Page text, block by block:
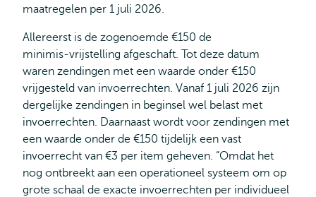
maatregelen per 1 juli 2026.
Allereerst is de zogenoemde €150 de
minimis‑vrijstelling afgeschaft. Tot deze datum
waren zendingen met een waarde onder €150
vrijgesteld van invoerrechten. Vanaf 1 juli 2026 zijn
dergelijke zendingen in beginsel wel belast met
invoerrechten. Daarnaast wordt voor zendingen met
een waarde onder de €150 tijdelijk een vast
invoerrecht van €3 per item geheven. “Omdat het
nog ontbreekt aan een operationeel systeem om op
grote schaal de exacte invoerrechten per individueel